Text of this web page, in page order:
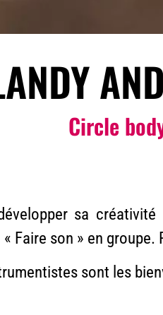
Circle
sa
Faire son » en groupe.
sont les